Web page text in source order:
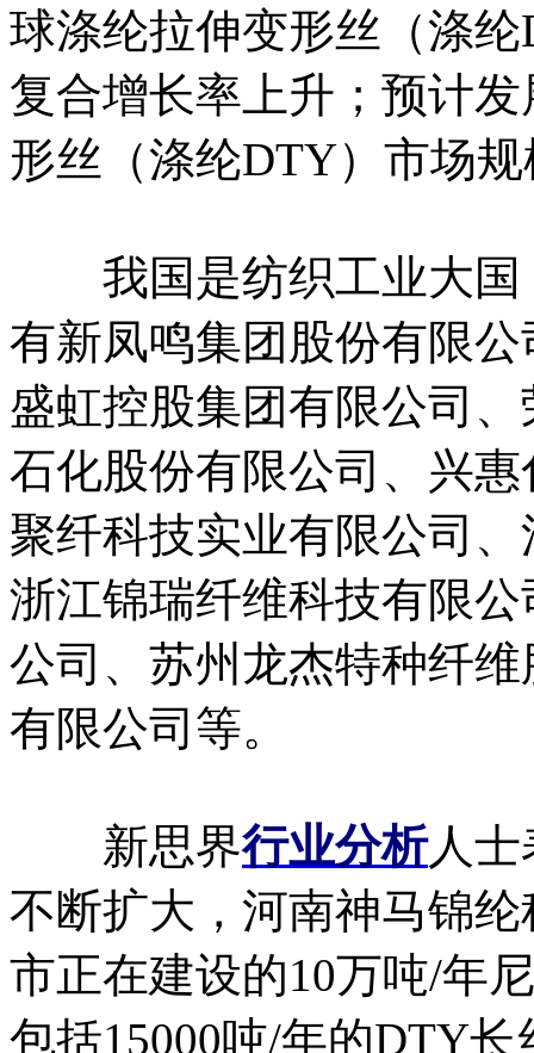
球涤纶拉伸变形丝（涤
复合增长率上升；预计
形丝（涤纶DTY）市场
我国是纺织工业大国
有新凤鸣集团股份有限
盛虹控股集团有限公司
石化股份有限公司、兴
聚纤科技实业有限公司
浙江锦瑞纤维科技有限
公司、苏州龙杰特种纤
有限公司等。
新思界行业分析人士
不断扩大，河南神马锦
市正在建设的10万吨/年
包括15000吨/年的DTY长